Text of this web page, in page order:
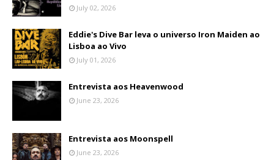
July 02, 2026
Eddie's Dive Bar leva o universo Iron Maiden ao
Lisboa ao Vivo
July 01, 2026
Entrevista aos Heavenwood
June 23, 2026
Entrevista aos Moonspell
June 23, 2026